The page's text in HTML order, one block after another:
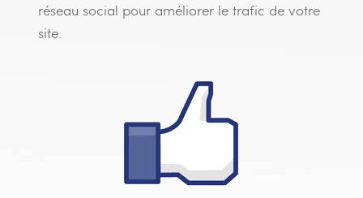
réseau social pour améliorer le trafic de votre
site.